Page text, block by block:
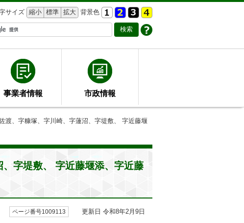
サイズ 縮小 標準 拡大 背景色
事業者情報 市政情報
渡、字糠塚、字川崎、字蓮沼、字堤敷、 字近藤堰
字堤敷、 字近藤堰添、字近藤
ページ番号1009113 更新日 令和8年2月9日